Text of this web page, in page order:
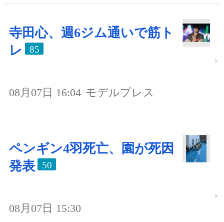
寺田心、週6ジム通いで筋ト
レ
85
08月07日 16:04 モデルプレス
ペンギン4羽死亡、園が死因
発表
50
08月07日 15:30